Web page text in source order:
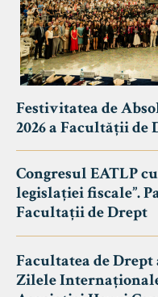
Festivitatea de
2026 a Facultății de
Congresul EATLP
legislației fiscale”.
Facultații de Drept
Facultatea de
Zilele